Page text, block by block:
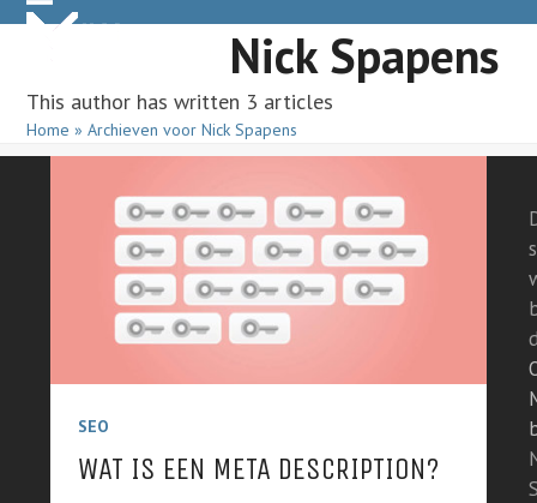
SkipOpen
menu
Close
menu
Nick Spapens
This author has written 3 articles
Home »Archieven voor Nick Spapens
SEO
WAT IS EEN META DESCRIPTION?